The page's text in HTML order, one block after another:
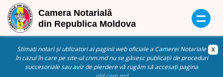
Stimați notari și utilizatori ai paginii web oficiale a Camerei Notariale
în cazul în care pe site-ul cnm.md nu se găsesc publicații de proceduri
succesoriale sau aviz de pierdere vă rugăm să accesați pagina